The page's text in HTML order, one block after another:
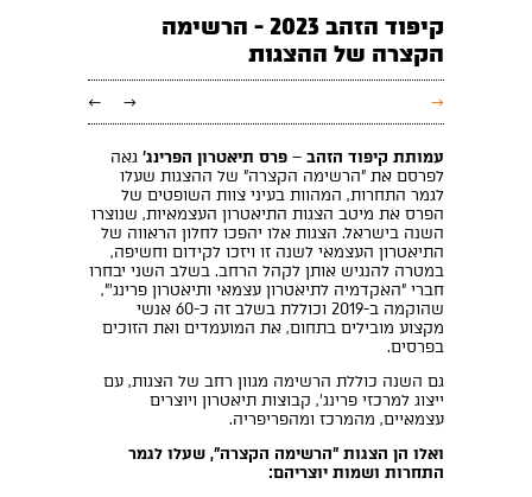
קיפוד הזהב 2023 - הרשימה
הקצרה של ההצגות
→
→
←
עמותת קיפוד הזהב – פרס תיאטרון הפרינג' גאה
לפרסם את "הרשימה הקצרה" של ההצגות שעלו
לגמר התחרות, המהוות בעיני צוות השופטים של
הפרס את מיטב הצגות התיאטרון העצמאיות, שנוצרו
השנה בישראל. הצגות אלו יהפכו לחלון הראווה של
התיאטרון העצמאי לשנה זו ויזכו לקידום וחשיפה,
במטרה להנגיש אותן לקהל הרחב. בשלב השני יבחרו
חברי "האקדמיה לתיאטרון עצמאי ותיאטרון פרינג'",
שהוקמה ב-2019 וכוללת בשלב זה כ-60 אנשי
מקצוע מובילים בתחום, את המועמדים ואת הזוכים
בפרסים.
גם השנה כוללת הרשימה מגוון רחב של הצגות, עם
ייצוג למרכזי פרינג', קבוצות תיאטרון ויוצרים
עצמאיים, מהמרכז ומהפריפריה.
ואלו הן הצגות "הרשימה הקצרה", שעלו לגמר
התחרות ושמות יוצריהם: